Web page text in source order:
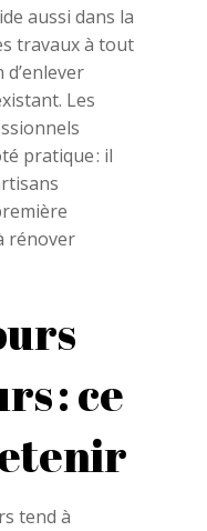
aussi dans la
travaux à tout
d’enlever
Les
pratique : il
rénover
: ce
tend à